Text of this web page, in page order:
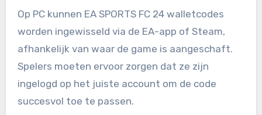
Op PC kunnen EA SPORTS FC 24 walletcodes
worden ingewisseld via de EA-app of Steam,
afhankelijk van waar de game is aangeschaft.
Spelers moeten ervoor zorgen dat ze zijn
ingelogd op het juiste account om de code
succesvol toe te passen.